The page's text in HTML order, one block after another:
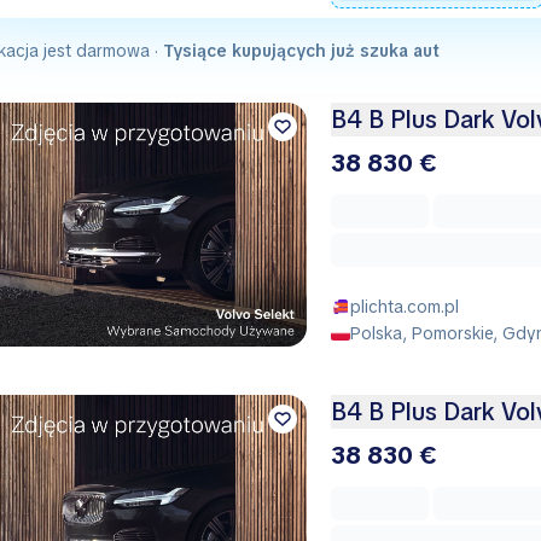
jest darmowa · Tysiące kupujących już szuka aut
B4 B Plus Dark
38 830 €
plichta.com.pl
Polska, Pomorskie,
B4 B Plus Dark
38 830 €